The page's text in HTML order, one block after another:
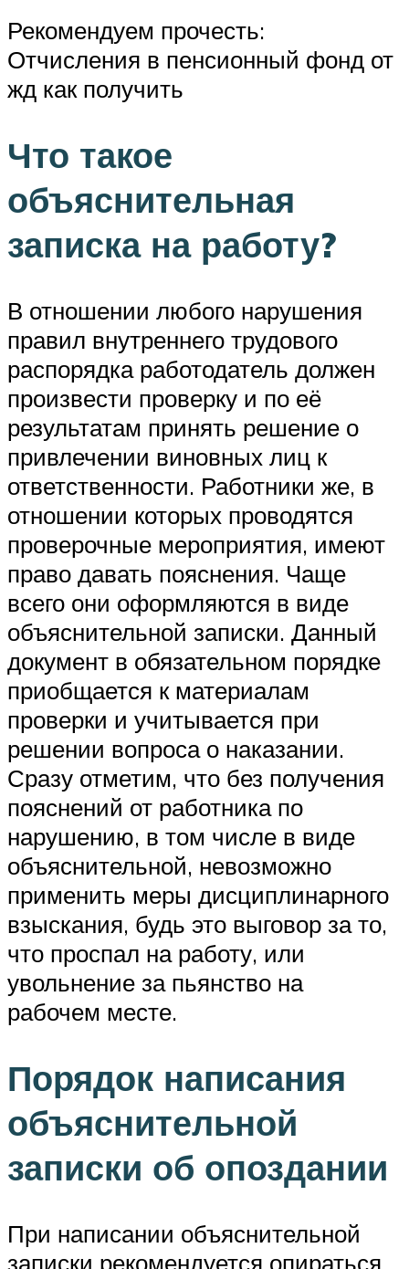
Рекомендуем прочесть:
Отчисления в пенсионный фонд от
жд как получить
Что такое
объяснительная
записка на работу?
В отношении любого нарушения
правил внутреннего трудового
распорядка работодатель должен
произвести проверку и по её
результатам принять решение о
привлечении виновных лиц к
ответственности. Работники же, в
отношении которых проводятся
проверочные мероприятия, имеют
право давать пояснения. Чаще
всего они оформляются в виде
объяснительной записки. Данный
документ в обязательном порядке
приобщается к материалам
проверки и учитывается при
решении вопроса о наказании.
Сразу отметим, что без получения
пояснений от работника по
нарушению, в том числе в виде
объяснительной, невозможно
применить меры дисциплинарного
взыскания, будь это выговор за то,
что проспал на работу, или
увольнение за пьянство на
рабочем месте.
Порядок написания
объяснительной
записки об опоздании
При написании объяснительной
записки рекомендуется опираться